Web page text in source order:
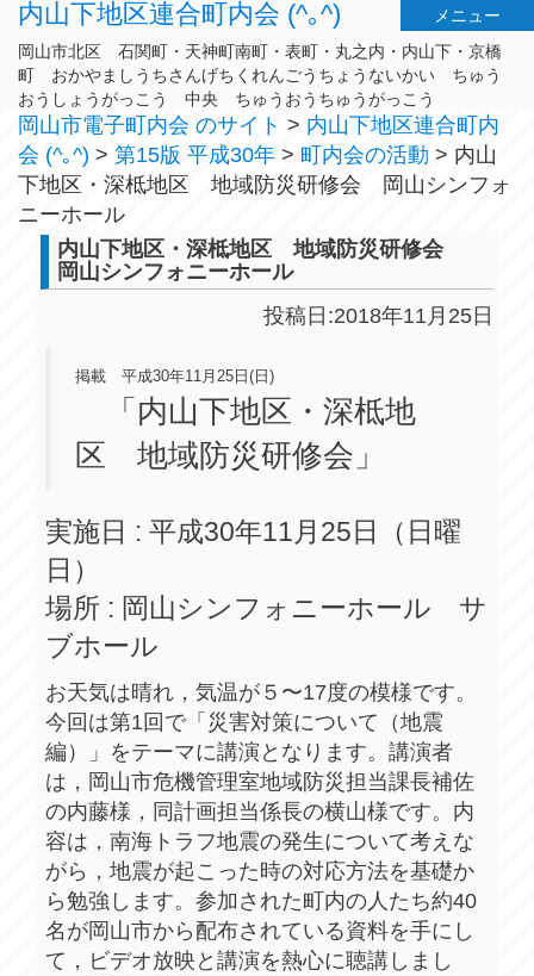
内山下地区連合町内会 (^｡^)
メニュー
岡山市北区 石関町・天神町南町・表町・丸之内・内山下・京橋
町 おかやましうちさんげちくれんごうちょうないかい ちゅう
おうしょうがっこう 中央 ちゅうおうちゅうがっこう
岡山市電子町内会 のサイト > 内山下地区連合町内
会 (^｡^) > 第15版 平成30年 > 町内会の活動 > 内山
下地区・深柢地区 地域防災研修会 岡山シンフォ
ニーホール
内山下地区・深柢地区 地域防災研修会
岡山シンフォニーホール
投稿日:2018年11月25日
掲載 平成30年11月25日(日)
「内山下地区・深柢地
区 地域防災研修会」
実施日 : 平成30年11月25日（日曜
日）
場所 : 岡山シンフォニーホール サ
ブホール
お天気は晴れ，気温が５〜17度の模様です。
今回は第1回で「災害対策について（地震
編）」をテーマに講演となります。講演者
は，岡山市危機管理室地域防災担当課長補佐
の内藤様，同計画担当係長の横山様です。内
容は，南海トラフ地震の発生について考えな
がら，地震が起こった時の対応方法を基礎か
ら勉強します。参加された町内の人たち約40
名が岡山市から配布されている資料を手にし
て，ビデオ放映と講演を熱心に聴講しまし